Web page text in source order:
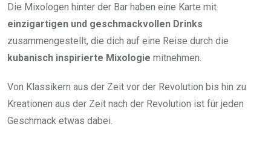
Die Mixologen hinter der Bar haben eine Karte mit
einzigartigen und geschmackvollen Drinks
zusammengestellt, die dich auf eine Reise durch die
kubanisch inspirierte Mixologie mitnehmen.
Von Klassikern aus der Zeit vor der Revolution bis hin zu
Kreationen aus der Zeit nach der Revolution ist für jeden
Geschmack etwas dabei.